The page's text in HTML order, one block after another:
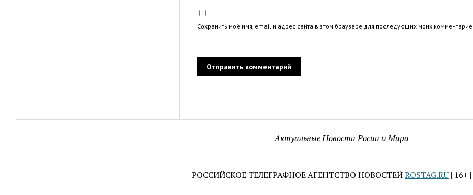
Сохранить моё имя, email и адрес сайта в этом браузере для последующих моих
Актуальные Новости Росии и Мира
РОССИЙСКОЕ ТЕЛЕГРАФНОЕ АГЕНТСТВО НОВОСТЕЙROSTAG.RU | 16+